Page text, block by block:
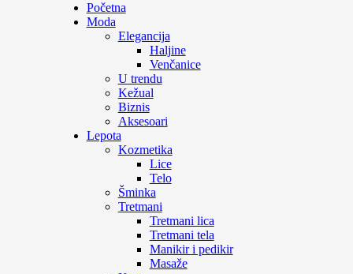
Početna
Moda
Elegancija
Haljine
Venčanice
U trendu
Kežual
Biznis
Aksesoari
Lepota
Kozmetika
Lice
Telo
Šminka
Tretmani
Tretmani lica
Tretmani tela
Manikir i pedikir
Masaže